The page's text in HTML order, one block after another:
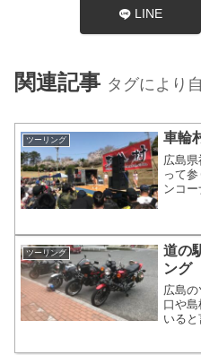
LINE
関連記事 タグにより
ツーリング 車輪
広島
って
ンコ
や、
など
ないか
も出勤
を付け
ツーリング
道の
ング
広島
口や
いる
理的
する